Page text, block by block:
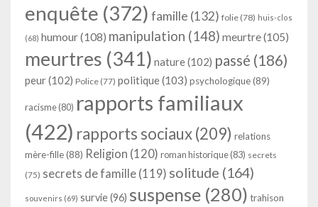
enquête (372) famille (132) folie (78) huis-clos
(68) humour(108) manipulation (148) meurtre(105)
meurtres (341) nature(102) passé (186)
peur(102) Police (77) politique(103) psychologique(89)
racisme (80) rapports familiaux
(422) rapports sociaux(209) relations
mère-fille(88) Religion (120) roman historique(83) secrets
(75) secrets de famille (119) solitude (164)
souvenirs (69) survie(96) suspense (280) trahison